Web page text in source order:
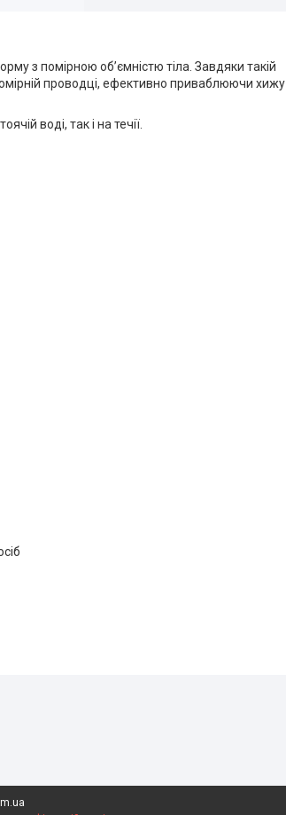
з помірною об’ємністю тіла. Завдяки такій
проводці, ефективно приваблюючи хижу
воді, так і на течії.